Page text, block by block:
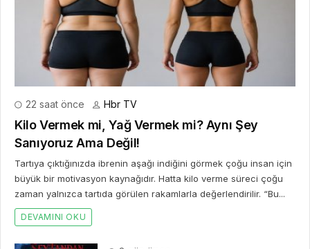
22 saat önce Hbr TV
Kilo Vermek mi, Yağ Vermek mi? Aynı Şey
Sanıyoruz Ama Değil!
Tartıya çıktığınızda ibrenin aşağı indiğini görmek çoğu insan için
büyük bir motivasyon kaynağıdır. Hatta kilo verme süreci çoğu
zaman yalnızca tartıda görülen rakamlarla değerlendirilir. “Bu...
DEVAMINI OKU